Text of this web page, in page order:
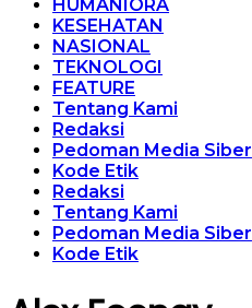
HUMANIORA
KESEHATAN
NASIONAL
TEKNOLOGI
FEATURE
Tentang Kami
Redaksi
Pedoman Media Siber
Kode Etik
Redaksi
Tentang Kami
Pedoman Media Siber
Kode Etik